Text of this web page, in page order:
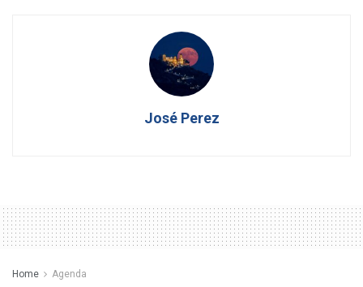
José Perez
Home Agenda